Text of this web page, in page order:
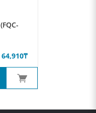
64,910₸